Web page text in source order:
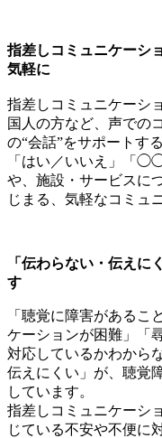
指差しコミュニケーシ
気軽に
指差しコミュニケーシ
国人の方など、声での
の“会話”をサポートす
「はい／いいえ」「
や、施設・サービスに
じまる、気軽なコミュ
「伝わらない・伝えに
す
「聴覚に障害があるこ
ケーションが困難」「
対応しているかわからな
伝えにくい」が、聴覚
しています。
指差しコミュニケーシ
じている不安や不便に